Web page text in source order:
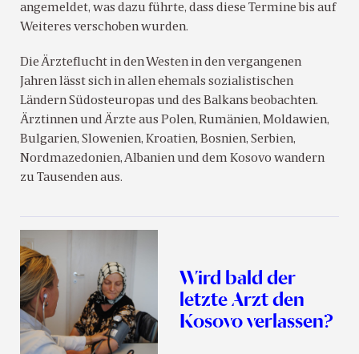
angemeldet, was dazu führte, dass diese Termine bis auf
Weiteres verschoben wurden.
Die Ärzteflucht in den Westen in den vergangenen
Jahren lässt sich in allen ehemals sozialistischen
Ländern Südosteuropas und des Balkans beobachten.
Ärztinnen und Ärzte aus Polen, Rumänien, Moldawien,
Bulgarien, Slowenien, Kroatien, Bosnien, Serbien,
Nordmazedonien, Albanien und dem Kosovo wandern
zu Tausenden aus.
Wird bald der
letzte Arzt den
Kosovo verlassen?